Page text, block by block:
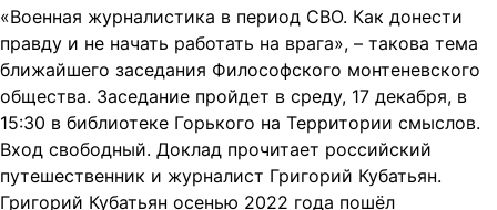
«Военная журналистика в период СВО. Как донести
правду и не начать работать на врага», – такова тема
ближайшего заседания Философского монтеневского
общества. Заседание пройдет в среду, 17 декабря, в
15:30 в библиотеке Горького на Территории смыслов.
Вход свободный. Доклад прочитает российский
путешественник и журналист Григорий Кубатьян.
Григорий Кубатьян осенью 2022 года пошёл